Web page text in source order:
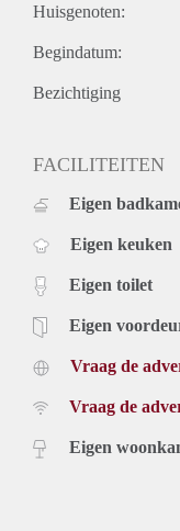
Huisgenoten:
Begindatum:
Bezichtiging
FACILITEITEN
Eigen
Eigen keuken
Eigen toilet
Eigen
Vraag de
Vraag de
Eigen